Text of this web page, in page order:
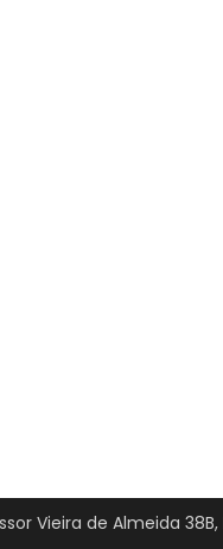
Vieira de Almeida